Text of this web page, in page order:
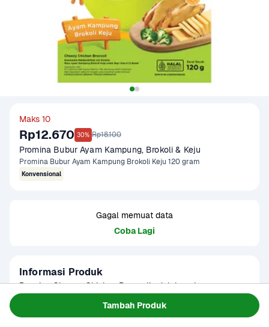
Tambah Produk
Maks 10
Rp12.670 30% Rp18.100
Promina Bubur Ayam Kampung, Brokoli & Keju
Promina Bubur Ayam Kampung Brokoli Keju 120 gram
Konvensional
Gagal memuat data
Coba Lagi
Informasi Produk
Promina Cheezy Chicken Broccoli adalah makanan
24 bulan dengan nutrisi lengkap dan seimbang.. Dengan